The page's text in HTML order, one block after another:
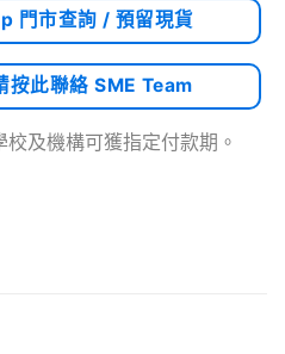
門市查詢 / 預留現貨
按此聯絡 SME Team
及機構可獲指定付款期。